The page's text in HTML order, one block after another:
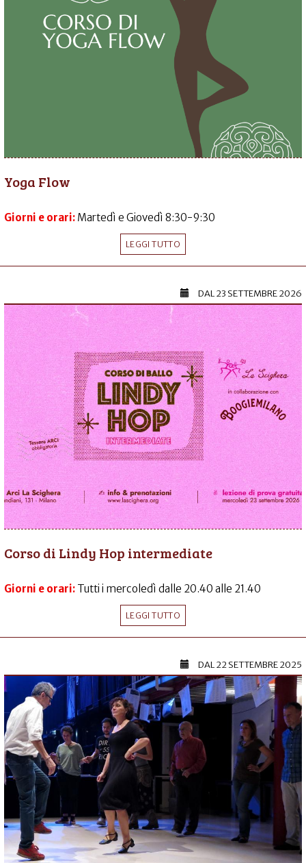
Yoga Flow
Giorni e orari: Martedì e Giovedì 8:30-9:30
LEGGI TUTTO
DAL23 SETTEMBRE 2026
Corso di Lindy Hop intermediate
Giorni e orari: Tutti i mercoledì dalle 20.40 alle 21.40
LEGGI TUTTO
DAL22 SETTEMBRE 2025